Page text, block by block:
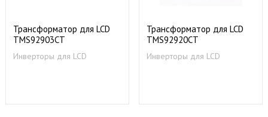
Трансформатор для LCD
TMS92903CT
Инверторы для LCD
Трансформатор для LCD
TMS92920CТ
Инверторы для LCD